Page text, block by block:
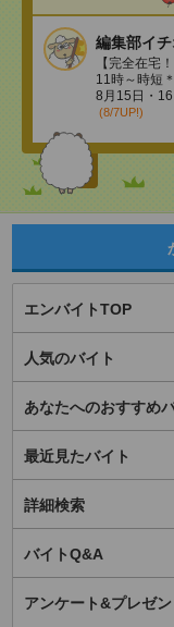
編集部イ
【完全在宅
11時～時短
8月15日・
(8/7UP!)
エンバイトTOP
人気のバイト
あなたへのおすすめ
最近見たバイト
詳細検索
バイトQ&A
アンケート&プレゼン